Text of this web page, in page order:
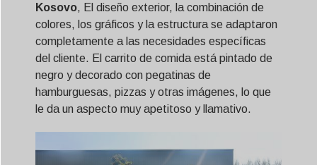
Kosovo, El diseño exterior, la combinación de
colores, los gráficos y la estructura se adaptaron
completamente a las necesidades específicas
del cliente. El carrito de comida está pintado de
negro y decorado con pegatinas de
hamburguesas, pizzas y otras imágenes, lo que
le da un aspecto muy apetitoso y llamativo.